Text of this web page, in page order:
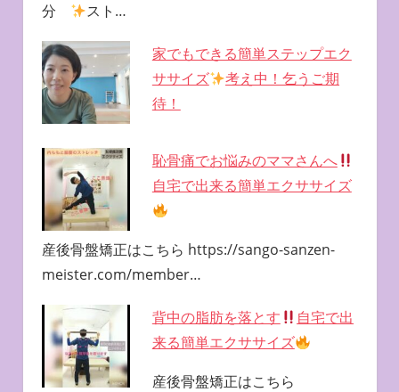
分
スト…
家でもできる簡単ステップエク
ササイズ
考え中！乞うご期
待！
恥骨痛でお悩みのママさんへ
自宅で出来る簡単エクササイズ
産後骨盤矯正はこちら https://sango-sanzen-
meister.com/member…
背中の脂肪を落とす
自宅で出
来る簡単エクササイズ
産後骨盤矯正はこちら